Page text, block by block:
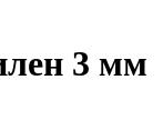
3 мм